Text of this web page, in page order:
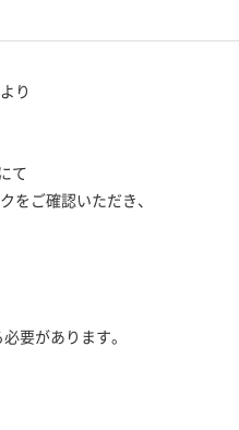
り
て
ご確認いただき、
要があります。